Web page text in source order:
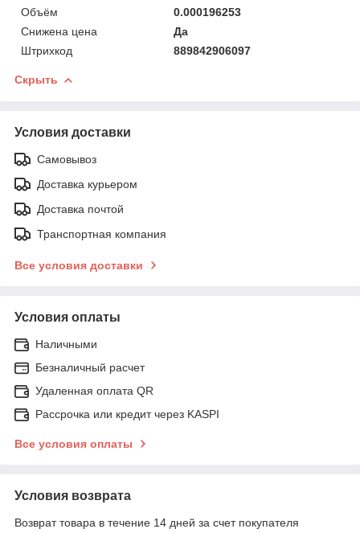
Объём
0.000196253
Снижена цена
Да
Штрихкод
889842906097
Скрыть
Условия доставки
Самовывоз
Доставка курьером
Доставка почтой
Транспортная компания
Все условия доставки
Условия оплаты
Наличными
Безналичный расчет
Удаленная оплата QR
Рассрочка или кредит через KASPI
Все условия оплаты
Условия возврата
Возврат товара в течение 14 дней за счет покупателя